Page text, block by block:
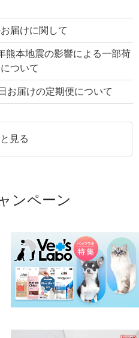
届けに関して
熊本地震の影響による一部荷
ついて
お届けの定期便について
見る
ンペーン